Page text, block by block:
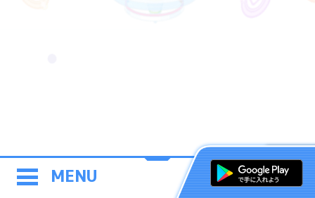
MENU